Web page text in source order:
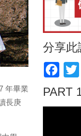
年畢業
長庚
分享此
PART